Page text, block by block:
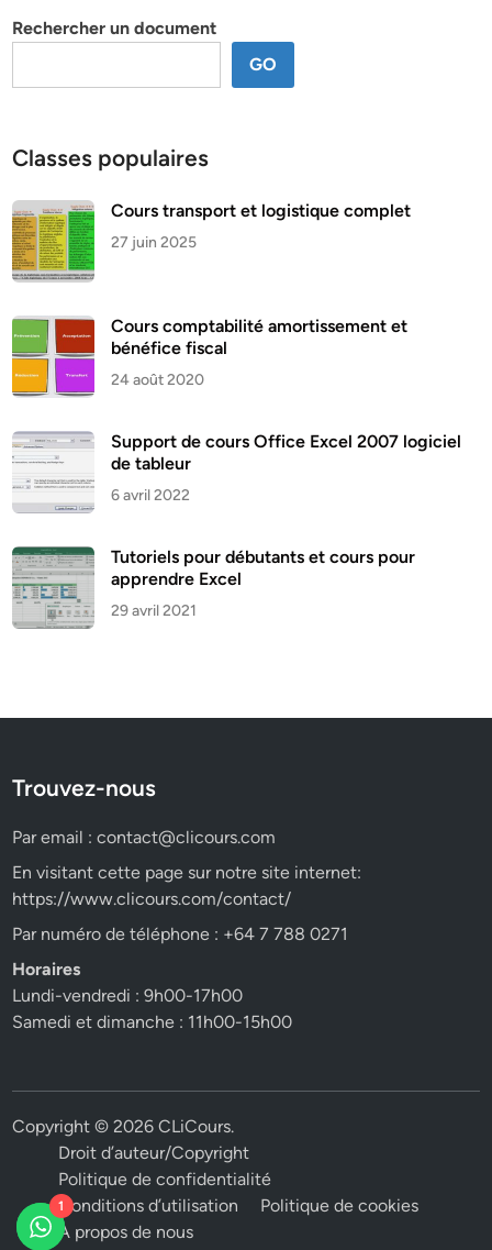
Rechercher un document
GO
Classes populaires
Cours transport et logistique complet
27 juin 2025
Cours comptabilité amortissement et
bénéfice fiscal
24 août 2020
Support de cours Office Excel 2007 logiciel
de tableur
6 avril 2022
Tutoriels pour débutants et cours pour
apprendre Excel
29 avril 2021
Trouvez-nous
Par email :contact@clicours.com
En visitant cette page sur notre site internet:
https://www.clicours.com/contact/
Par numéro de téléphone : +64 7 788 0271
Horaires
Lundi-vendredi : 9h00-17h00
Samedi et dimanche : 11h00-15h00
Copyright © 2026CLiCours.
Droit d’auteur/Copyright
Politique de confidentialité
Conditions d’utilisation
Politique de cookies
A propos de nous
1